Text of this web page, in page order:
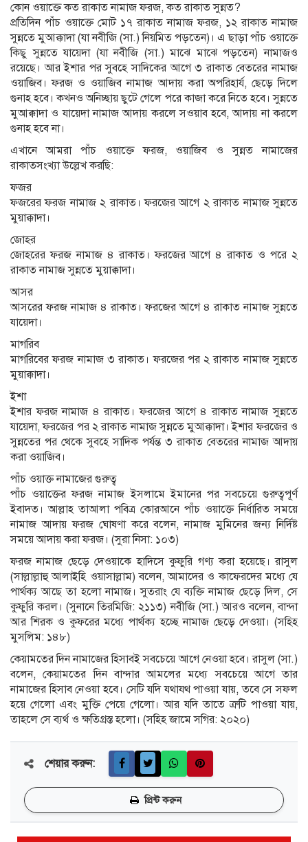
কোন ওয়াক্তে কত রাকাত নামাজ ফরজ, কত রাকাত সুন্নত?
প্রতিদিন পাঁচ ওয়াক্তে মোট ১৭ রাকাত নামাজ ফরজ, ১২ রাকাত নামাজ
সুন্নতে মুআক্কাদা (যা নবীজি (সা.) নিয়মিত পড়তেন)। এ ছাড়া পাঁচ ওয়াক্তে
কিছু সুন্নতে যায়েদা (যা নবীজি (সা.) মাঝে মাঝে পড়তেন) নামাজও
রয়েছে। আর ইশার পর সুবহে সাদিকের আগে ৩ রাকাত বেতরের নামাজ
ওয়াজিব। ফরজ ও ওয়াজিব নামাজ আদায় করা অপরিহার্য, ছেড়ে দিলে
গুনাহ হবে। কখনও অনিচ্ছায় ছুটে গেলে পরে কাজা করে নিতে হবে। সুন্নতে
মুআক্কাদা ও যায়েদা নামাজ আদায় করলে সওয়াব হবে, আদায় না করলে
গুনাহ হবে না।
এখানে আমরা পাঁচ ওয়াক্তে ফরজ, ওয়াজিব ও সুন্নত নামাজের
রাকাতসংখ্যা উল্লেখ করছি:
ফজর
ফজরের ফরজ নামাজ ২ রাকাত। ফরজের আগে ২ রাকাত নামাজ সুন্নতে
মুয়াক্কাদা।
জোহর
জোহরের ফরজ নামাজ ৪ রাকাত। ফরজের আগে ৪ রাকাত ও পরে ২
রাকাত নামাজ সুন্নতে মুয়াক্কাদা।
আসর
আসরের ফরজ নামাজ ৪ রাকাত। ফরজের আগে ৪ রাকাত নামাজ সুন্নতে
যায়েদা।
মাগরিব
মাগরিবের ফরজ নামাজ ৩ রাকাত। ফরজের পর ২ রাকাত নামাজ সুন্নতে
মুয়াক্কাদা।
ইশা
ইশার ফরজ নামাজ ৪ রাকাত। ফরজের আগে ৪ রাকাত নামাজ সুন্নতে
যায়েদা, ফরজের পর ২ রাকাত নামাজ সুন্নতে মুআক্কাদা। ইশার ফরজের ও
সুন্নতের পর থেকে সুবহে সাদিক পর্যন্ত ৩ রাকাত বেতরের নামাজ আদায়
করা ওয়াজিব।
পাঁচ ওয়াক্ত নামাজের গুরুত্ব
পাঁচ ওয়াক্তের ফরজ নামাজ ইসলামে ইমানের পর সবচেয়ে গুরুত্বপূর্ণ
ইবাদত। আল্লাহ তাআলা পবিত্র কোরআনে পাঁচ ওয়াক্তে নির্ধারিত সময়ে
নামাজ আদায় ফরজ ঘোষণা করে বলেন, নামাজ মুমিনের জন্য নির্দিষ্ট
সময়ে আদায় করা ফরজ। (সুরা নিসা: ১০৩)
ফরজ নামাজ ছেড়ে দেওয়াকে হাদিসে কুফুরি গণ্য করা হয়েছে। রাসুল
(সাল্লাল্লাহু আলাইহি ওয়াসাল্লাম) বলেন, আমাদের ও কাফেরদের মধ্যে যে
পার্থক্য আছে তা হলো নামাজ। সুতরাং যে ব্যক্তি নামাজ ছেড়ে দিল, সে
কুফুরি করল। (সুনানে তিরমিজি: ২১১৩) নবীজি (সা.) আরও বলেন, বান্দা
আর শিরক ও কুফরের মধ্যে পার্থক্য হচ্ছে নামাজ ছেড়ে দেওয়া। (সহিহ
মুসলিম: ১৪৮)
কেয়ামতের দিন নামাজের হিসাবই সবচেয়ে আগে নেওয়া হবে। রাসুল (সা.)
বলেন, কেয়ামতের দিন বান্দার আমলের মধ্যে সবচেয়ে আগে তার
নামাজের হিসাব নেওয়া হবে। সেটি যদি যথাযথ পাওয়া যায়, তবে সে সফল
হয়ে গেলো এবং মুক্তি পেয়ে গেলো। আর যদি তাতে ত্রুটি পাওয়া যায়,
তাহলে সে ব্যর্থ ও ক্ষতিগ্রস্ত হলো। (সহিহ জামে সগির: ২০২০)
শেয়ার করুন:
প্রিন্ট করুন